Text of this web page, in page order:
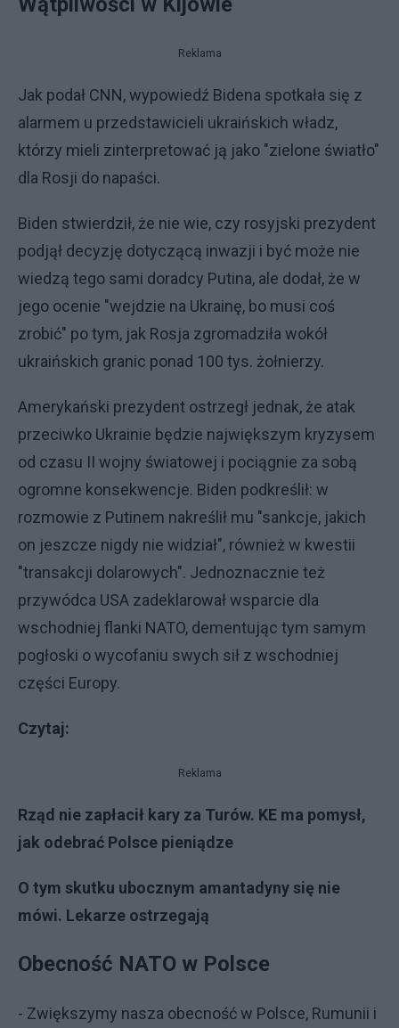
Reklama
Jak podał CNN, wypowiedź Bidena spotkała się z
alarmem u przedstawicieli ukraińskich władz,
którzy mieli zinterpretować ją jako "zielone światło"
dla Rosji do napaści.
Biden stwierdził, że nie wie, czy rosyjski prezydent
podjął decyzję dotyczącą inwazji i być może nie
wiedzą tego sami doradcy Putina, ale dodał, że w
jego ocenie "wejdzie na Ukrainę, bo musi coś
zrobić" po tym, jak Rosja zgromadziła wokół
ukraińskich granic ponad 100 tys. żołnierzy.
Amerykański prezydent ostrzegł jednak, że atak
przeciwko Ukrainie będzie największym kryzysem
od czasu II wojny światowej i pociągnie za sobą
ogromne konsekwencje. Biden podkreślił: w
rozmowie z Putinem nakreślił mu "sankcje, jakich
on jeszcze nigdy nie widział", również w kwestii
"transakcji dolarowych". Jednoznacznie też
przywódca USA zadeklarował wsparcie dla
wschodniej flanki NATO, dementując tym samym
pogłoski o wycofaniu swych sił z wschodniej
części Europy.
Czytaj:
Reklama
Rząd nie zapłacił kary za Turów. KE ma pomysł,
jak odebrać Polsce pieniądze
O tym skutku ubocznym amantadyny się nie
mówi. Lekarze ostrzegają
Obecność NATO w Polsce
- Zwiększymy nasza obecność w Polsce, Rumunii i